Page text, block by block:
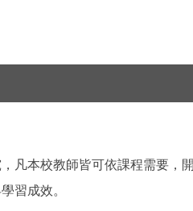
凡本校教師皆可依課程需要，
習成效。